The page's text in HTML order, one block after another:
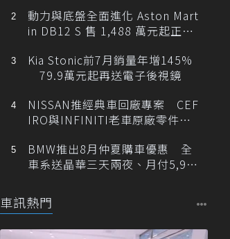
動力與底盤全面進化 Aston Mart
in DB12 S 售 1,488 萬元起正式
Kia Stonic前7月銷量年增145%
79.9萬元起再送電子後視鏡
NISSAN推經典車回廠專案 CEF
IRO與INFINITI老車原廠零件最
BMW推出8月仲夏購車優惠 全
車系送晶華三天兩夜、月付5,900
車訊熱門